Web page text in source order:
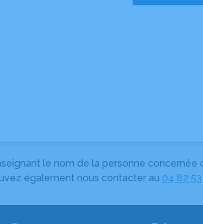
le nom de la personne concernée
également nous contacter au 04 82 53